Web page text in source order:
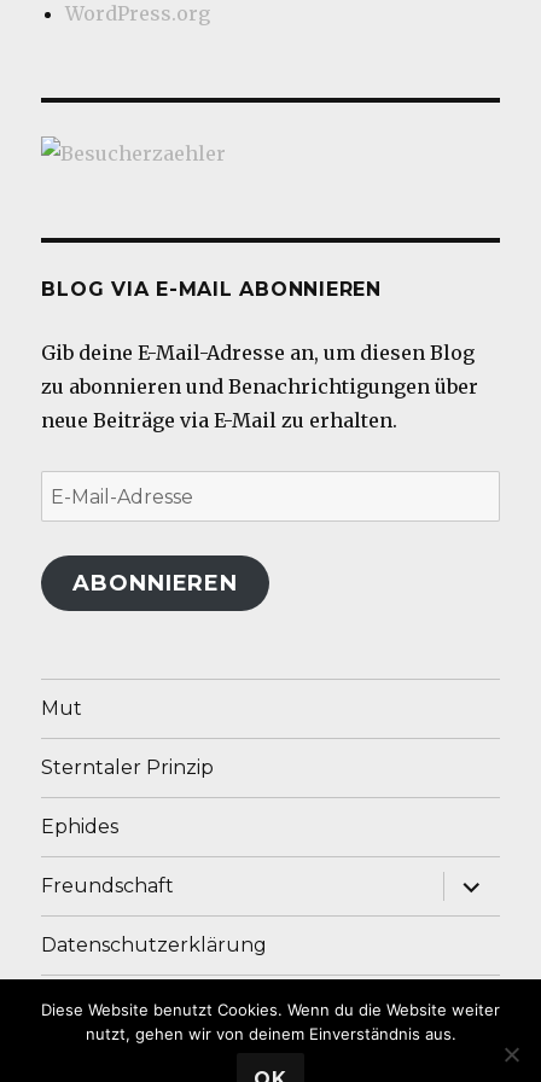
WordPress.org
BLOG VIA E-MAIL ABONNIEREN
Gib deine E-Mail-Adresse an, um diesen Blog
zu abonnieren und Benachrichtigungen über
neue Beiträge via E-Mail zu erhalten.
E-
Mail-
Adresse
ABONNIEREN
Mut
Sterntaler Prinzip
Ephides
Freundschaft
Datenschutzerklärung
Impressum
Diese Website benutzt Cookies. Wenn du die Website weiter
nutzt, gehen wir von deinem Einverständnis aus.